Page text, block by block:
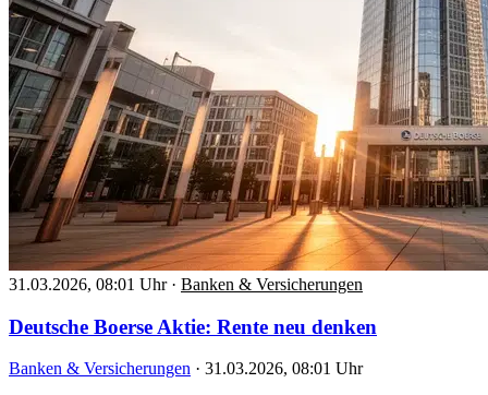
31.03.2026, 08:01 Uhr · Banken & Versicherungen
Deutsche Boerse Aktie: Rente neu denken
Banken & Versicherungen · 31.03.2026, 08:01 Uhr